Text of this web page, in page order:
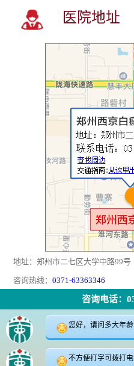
医院地址
地址：郑州市二七区大学中路99号
咨询热线：0371-63363346
返回顶部|在线问诊
24小时咨询电
咨询微信
咨询电话：
您好，请问多大年
不方便打字可拨打电